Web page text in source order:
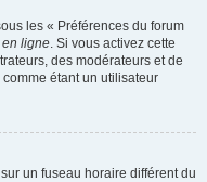
les « Préférences du forum
en ligne. Si vous activez cette
des modérateurs et de
étant un utilisateur
un fuseau horaire différent du